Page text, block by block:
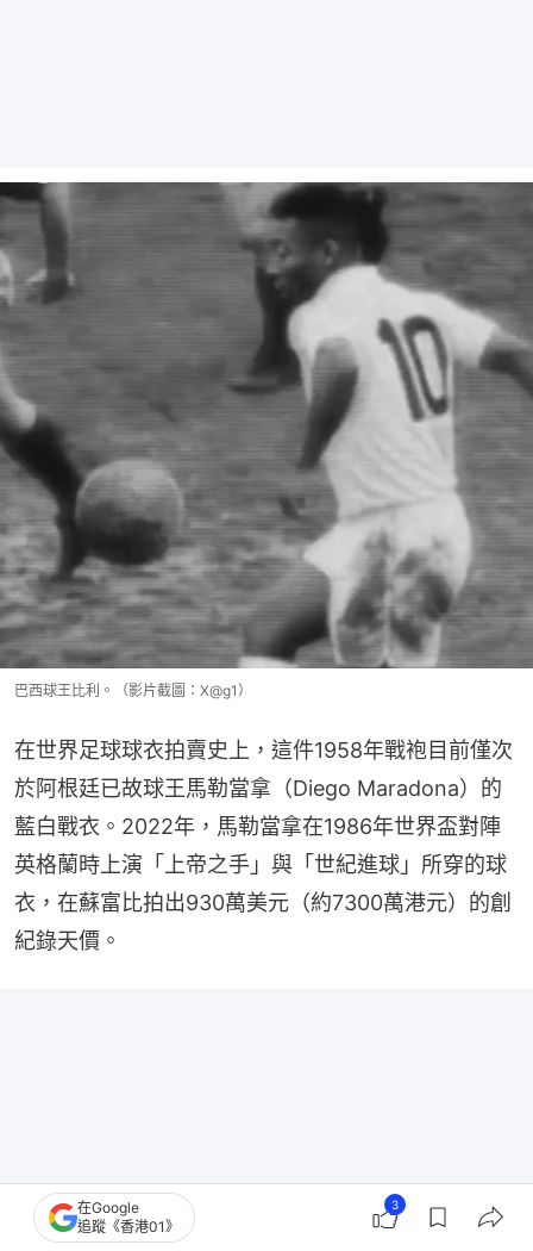
巴西球王比利。（影片截圖：X@g1）
在世界足球球衣拍賣史上，這件1958年戰袍目前僅次
於阿根廷已故球王馬勒當拿（Diego Maradona）的
藍白戰衣。2022年，馬勒當拿在1986年世界盃對陣
英格蘭時上演「上帝之手」與「世紀進球」所穿的球
衣，在蘇富比拍出930萬美元（約7300萬港元）的創
紀錄天價。
在Google
追蹤《香港01》
3